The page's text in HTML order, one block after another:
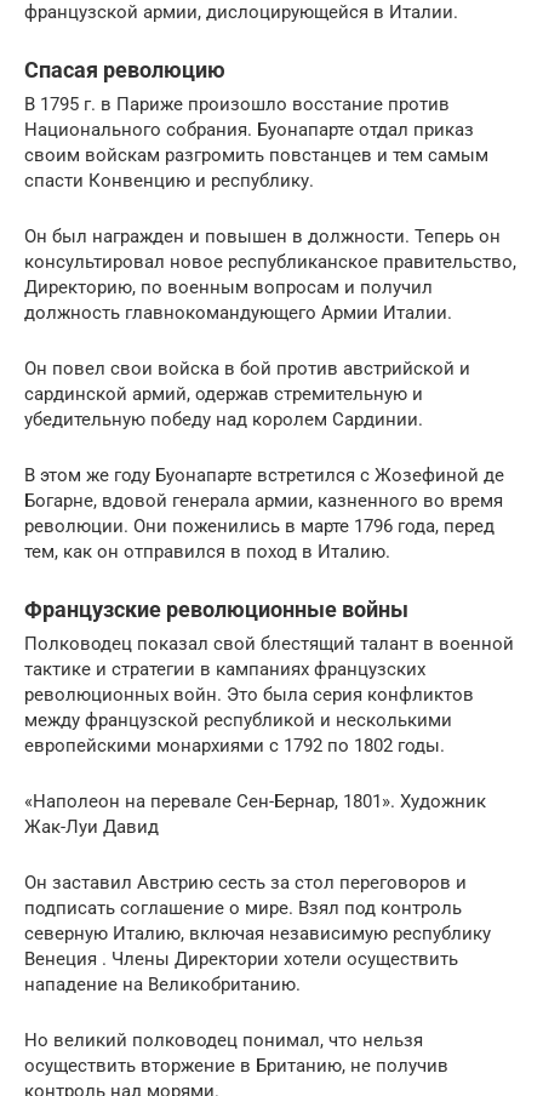
французской армии, дислоцирующейся в Италии.
Спасая революцию
В 1795 г. в Париже произошло восстание против
Национального собрания. Буонапарте отдал приказ
своим войскам разгромить повстанцев и тем самым
спасти Конвенцию и республику.
Он был награжден и повышен в должности. Теперь он
консультировал новое республиканское правительство,
Директорию, по военным вопросам и получил
должность главнокомандующего Армии Италии.
Он повел свои войска в бой против австрийской и
сардинской армий, одержав стремительную и
убедительную победу над королем Сардинии.
В этом же году Буонапарте встретился с Жозефиной де
Богарне, вдовой генерала армии, казненного во время
революции. Они поженились в марте 1796 года, перед
тем, как он отправился в поход в Италию.
Французские революционные войны
Полководец показал свой блестящий талант в военной
тактике и стратегии в кампаниях французских
революционных войн. Это была серия конфликтов
между французской республикой и несколькими
европейскими монархиями с 1792 по 1802 годы.
«Наполеон на перевале Сен-Бернар, 1801». Художник
Жак-Луи Давид
Он заставил Австрию сесть за стол переговоров и
подписать соглашение о мире. Взял под контроль
северную Италию, включая независимую республику
Венеция . Члены Директории хотели осуществить
нападение на Великобританию.
Но великий полководец понимал, что нельзя
осуществить вторжение в Британию, не получив
контроль над морями.